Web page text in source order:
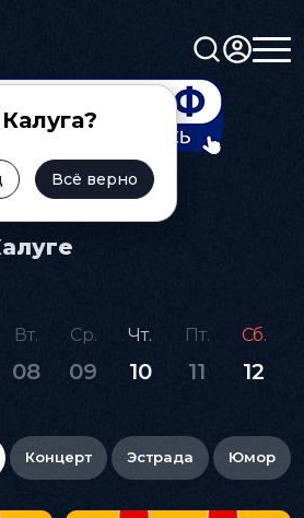
Всё верно
Вт.
08
Ср.
09
Чт.
10
Пт.
11
Сб.
12
Концерт Эстрада Юмор